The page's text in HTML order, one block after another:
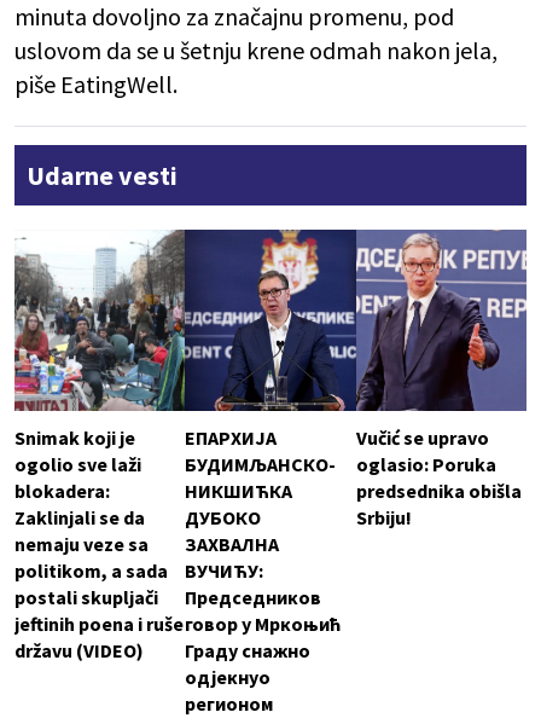
minuta dovoljno za značajnu promenu, pod
uslovom da se u šetnju krene odmah nakon jela,
piše EatingWell.
Udarne vesti
Snimak koji je
ogolio sve laži
blokadera:
Zaklinjali se da
nemaju veze sa
politikom, a sada
postali skupljači
jeftinih poena i ruše
državu (VIDEO)
ЕПАРХИЈА
БУДИМЉАНСКО-
НИКШИЋКА
ДУБОКО
ЗАХВАЛНА
ВУЧИЋУ:
Председников
говор у Мркоњић
Граду снажно
одјекнуо
регионом
Vučić se upravo
oglasio: Poruka
predsednika obišla
Srbiju!